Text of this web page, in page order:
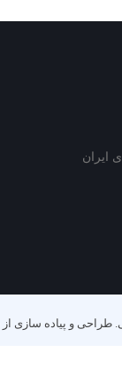
ایران
طراحی و پیاده سازی از